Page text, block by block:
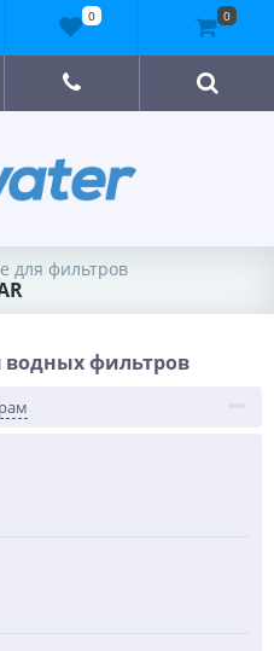
для фильтров
водных фильтров
0 0